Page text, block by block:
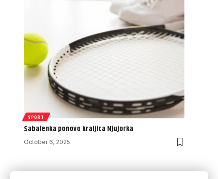
SPORT
Sabalenka ponovo kraljica Njujorka
October 6, 2025